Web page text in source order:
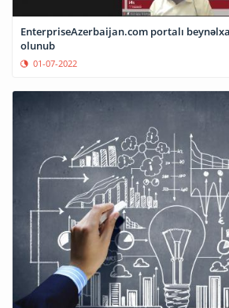
EnterpriseAzerbaijan.com portalı
olunub
01-07-2022